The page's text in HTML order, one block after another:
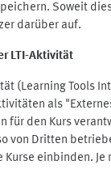
Soweit
darüber auf.
LTI-Aktivität
(Learning Tools
als
für den Kurs
von Dritten
einbinden. Je